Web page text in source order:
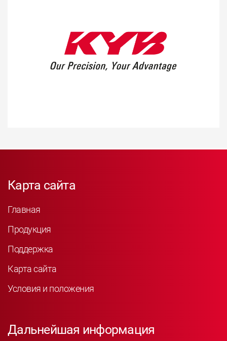
Карта сайта
Главная
Продукция
Поддержка
Карта сайта
Условия и положения
Дальнейшая информация